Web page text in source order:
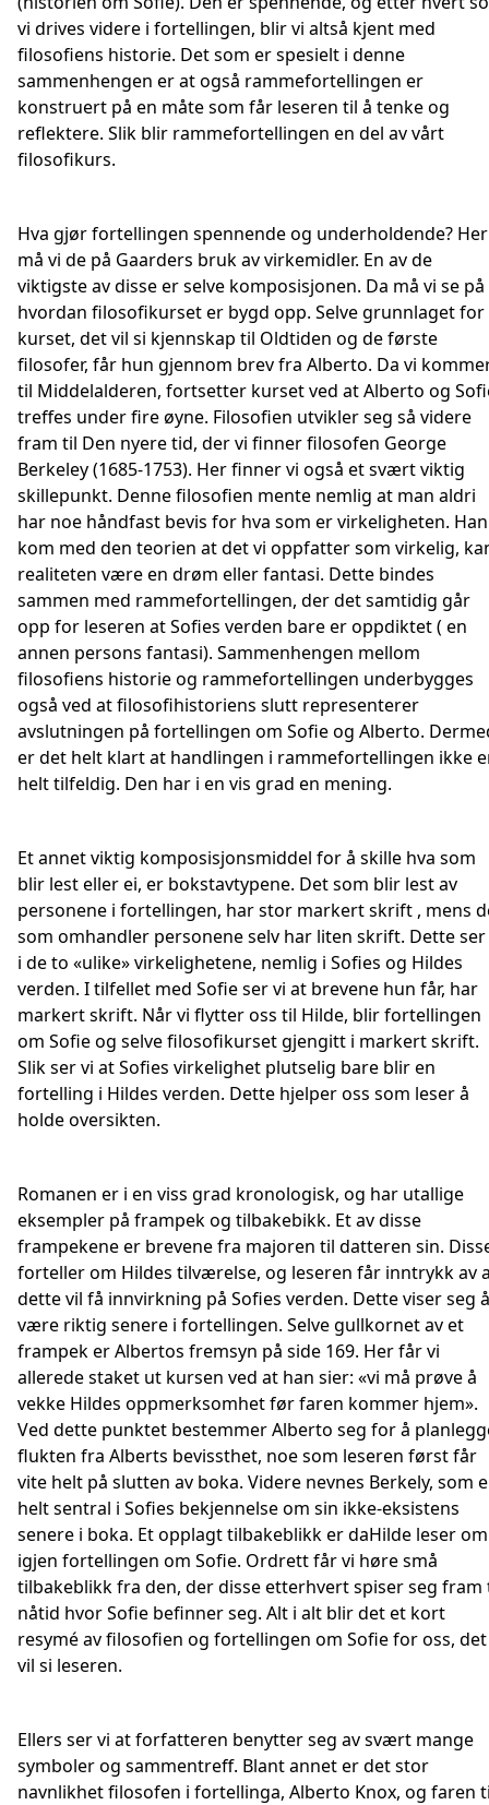
vi drives videre i fortellingen, blir vi altså kjent med
filosofiens historie. Det som er spesielt i denne
sammenhengen er at også rammefortellingen er
konstruert på en måte som får leseren til å tenke og
reflektere. Slik blir rammefortellingen en del av vårt
filosofikurs.
Hva gjør fortellingen spennende og underholdende? Her
må vi de på Gaarders bruk av virkemidler. En av de
viktigste av disse er selve komposisjonen. Da må vi se på
hvordan filosofikurset er bygd opp. Selve grunnlaget for
kurset, det vil si kjennskap til Oldtiden og de første
filosofer, får hun gjennom brev fra Alberto. Da vi
til Middelalderen, fortsetter kurset ved at Alberto og
treffes under fire øyne. Filosofien utvikler seg så videre
fram til Den nyere tid, der vi finner filosofen George
Berkeley (1685-1753). Her finner vi også et svært viktig
skillepunkt. Denne filosofien mente nemlig at man aldri
har noe håndfast bevis for hva som er virkeligheten. Han
kom med den teorien at det vi oppfatter som virkelig,
realiteten være en drøm eller fantasi. Dette bindes
sammen med rammefortellingen, der det samtidig går
opp for leseren at Sofies verden bare er oppdiktet ( en
annen persons fantasi). Sammenhengen mellom
filosofiens historie og rammefortellingen underbygges
også ved at filosofihistoriens slutt representerer
avslutningen på fortellingen om Sofie og Alberto.
er det helt klart at handlingen i rammefortellingen ikke
helt tilfeldig. Den har i en vis grad en mening.
Et annet viktig komposisjonsmiddel for å skille hva som
blir lest eller ei, er bokstavtypene. Det som blir lest av
personene i fortellingen, har stor markert skrift , mens
som omhandler personene selv har liten skrift. Dette ser
i de to «ulike» virkelighetene, nemlig i Sofies og Hildes
verden. I tilfellet med Sofie ser vi at brevene hun får, har
markert skrift. Når vi flytter oss til Hilde, blir fortellingen
om Sofie og selve filosofikurset gjengitt i markert skrift.
Slik ser vi at Sofies virkelighet plutselig bare blir en
fortelling i Hildes verden. Dette hjelper oss som leser å
holde oversikten.
Romanen er i en viss grad kronologisk, og har utallige
eksempler på frampek og tilbakebikk. Et av disse
frampekene er brevene fra majoren til datteren sin.
forteller om Hildes tilværelse, og leseren får inntrykk av
dette vil få innvirkning på Sofies verden. Dette viser seg å
være riktig senere i fortellingen. Selve gullkornet av et
frampek er Albertos fremsyn på side 169. Her får vi
allerede staket ut kursen ved at han sier: «vi må prøve å
vekke Hildes oppmerksomhet før faren kommer hjem».
Ved dette punktet bestemmer Alberto seg for å
flukten fra Alberts bevissthet, noe som leseren først får
vite helt på slutten av boka. Videre nevnes Berkely, som
helt sentral i Sofies bekjennelse om sin ikke-eksistens
senere i boka. Et opplagt tilbakeblikk er daHilde leser om
igjen fortellingen om Sofie. Ordrett får vi høre små
tilbakeblikk fra den, der disse etterhvert spiser seg fram
nåtid hvor Sofie befinner seg. Alt i alt blir det et kort
resymé av filosofien og fortellingen om Sofie for oss, det
vil si leseren.
Ellers ser vi at forfatteren benytter seg av svært mange
symboler og sammentreff. Blant annet er det stor
navnlikhet filosofen i fortellinga, Alberto Knox, og faren